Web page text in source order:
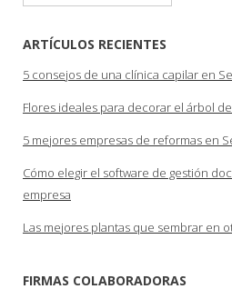
ARTÍCULOS RECIENTES
5 consejos de una clínica capilar en
Flores ideales para decorar el árbol
5 mejores empresas de reformas en
Cómo elegir el software de gestión
empresa
Las mejores plantas que sembrar en
FIRMAS COLABORADORAS